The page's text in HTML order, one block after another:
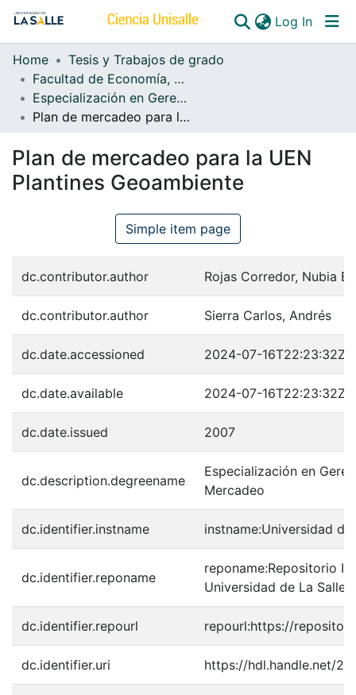
Log In
Communities & Collections
All of DSpace
Home
Tesis y Trabajos de grado
Facultad de Economía, Empresa y Desarrollo Sostenible - FEEDS
Especialización en Gerencia de Mercadeo
Plan de mercadeo para la UEN Plantines Geoambiente
Plan de mercadeo para la UEN
Plantines Geoambiente
Simple item page
dc.contributor.author Rojas Corredor, Nubia
dc.contributor.author Sierra Carlos, Andrés
dc.date.accessioned 2024-07-16T22:23:32Z
dc.date.available 2024-07-16T22:23:32Z
dc.date.issued 2007
dc.description.degreename
Especialización en
Mercadeo
dc.identifier.instname instname:Universidad de
dc.identifier.reponame
reponame:Repositorio
Universidad de La Salle
dc.identifier.repourl repourl:https://
dc.identifier.uri https://hdl.handle.net/